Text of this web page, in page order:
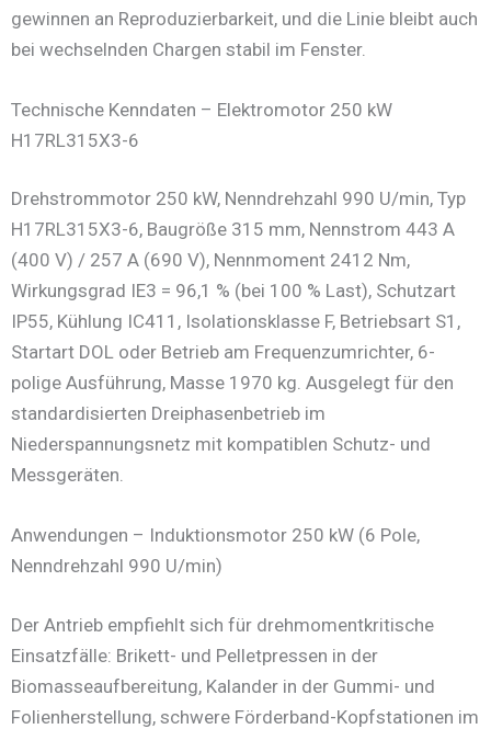
gewinnen an Reproduzierbarkeit, und die Linie bleibt auch
bei wechselnden Chargen stabil im Fenster.
Technische Kenndaten – Elektromotor 250 kW
H17RL315X3-6
Drehstrommotor 250 kW, Nenndrehzahl 990 U/min, Typ
H17RL315X3-6, Baugröße 315 mm, Nennstrom 443 A
(400 V) / 257 A (690 V), Nennmoment 2412 Nm,
Wirkungsgrad IE3 = 96,1 % (bei 100 % Last), Schutzart
IP55, Kühlung IC411, Isolationsklasse F, Betriebsart S1,
Startart DOL oder Betrieb am Frequenzumrichter, 6-
polige Ausführung, Masse 1970 kg. Ausgelegt für den
standardisierten Dreiphasenbetrieb im
Niederspannungsnetz mit kompatiblen Schutz- und
Messgeräten.
Anwendungen – Induktionsmotor 250 kW (6 Pole,
Nenndrehzahl 990 U/min)
Der Antrieb empfiehlt sich für drehmomentkritische
Einsatzfälle: Brikett- und Pelletpressen in der
Biomasseaufbereitung, Kalander in der Gummi- und
Folienherstellung, schwere Förderband-Kopfstationen im